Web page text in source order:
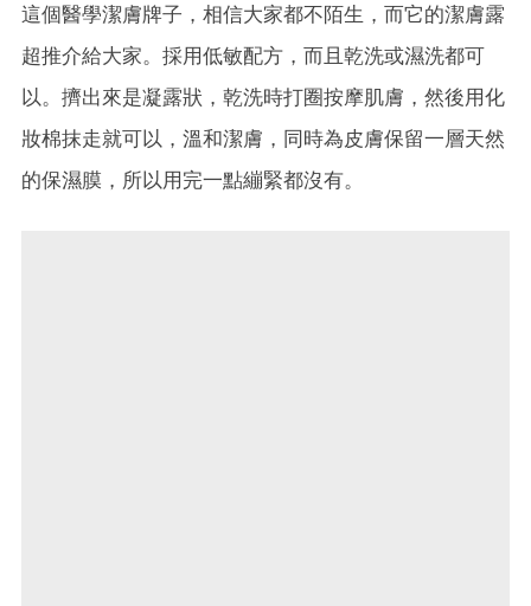
這個醫學潔膚牌子，相信大家都不陌生，而它的潔膚露
超推介給大家。採用低敏配方，而且乾洗或濕洗都可
以。擠出來是凝露狀，乾洗時打圈按摩肌膚，然後用化
妝棉抹走就可以，溫和潔膚，同時為皮膚保留一層天然
的保濕膜，所以用完一點繃緊都沒有。